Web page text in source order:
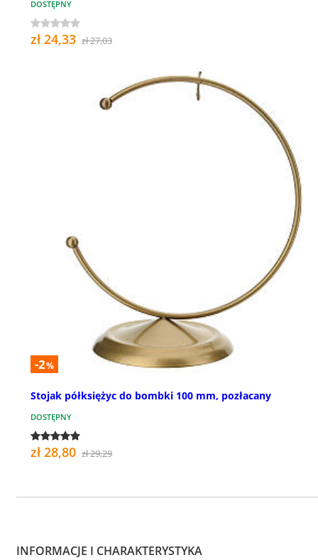
DOSTĘPNY
zł 24,33 zł 27,03
-2%
Stojak półksiężyc do bombki 100 mm, pozłacany
DOSTĘPNY
zł 28,80 zł 29,29
INFORMACJE I CHARAKTERYSTYKA